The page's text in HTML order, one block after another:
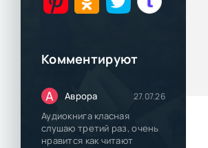
Комментируют
А Аврора 27.07.26
Аудиокнига класная
слушаю третий раз, очень
нравится как читают